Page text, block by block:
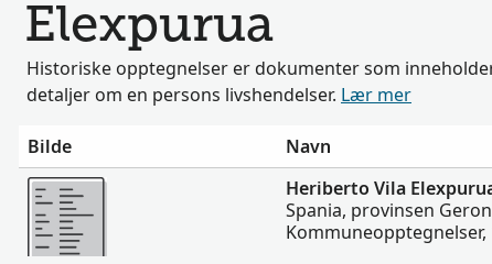
Elexpurua
Historiske opptegnelser er dokumenter som
detaljer om en persons livshendelser. Lær mer
Bilde Navn
Flere
Heriberto Vila
Spania, provinsen
Kommuneopptegnelser,